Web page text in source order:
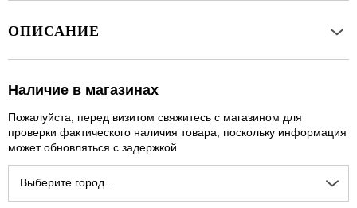
ОПИСАНИЕ
Наличие в магазинах
Пожалуйста, перед визитом свяжитесь с магазином для
проверки фактического наличия товара, поскольку информация
может обновляться с задержкой
Выберите город...